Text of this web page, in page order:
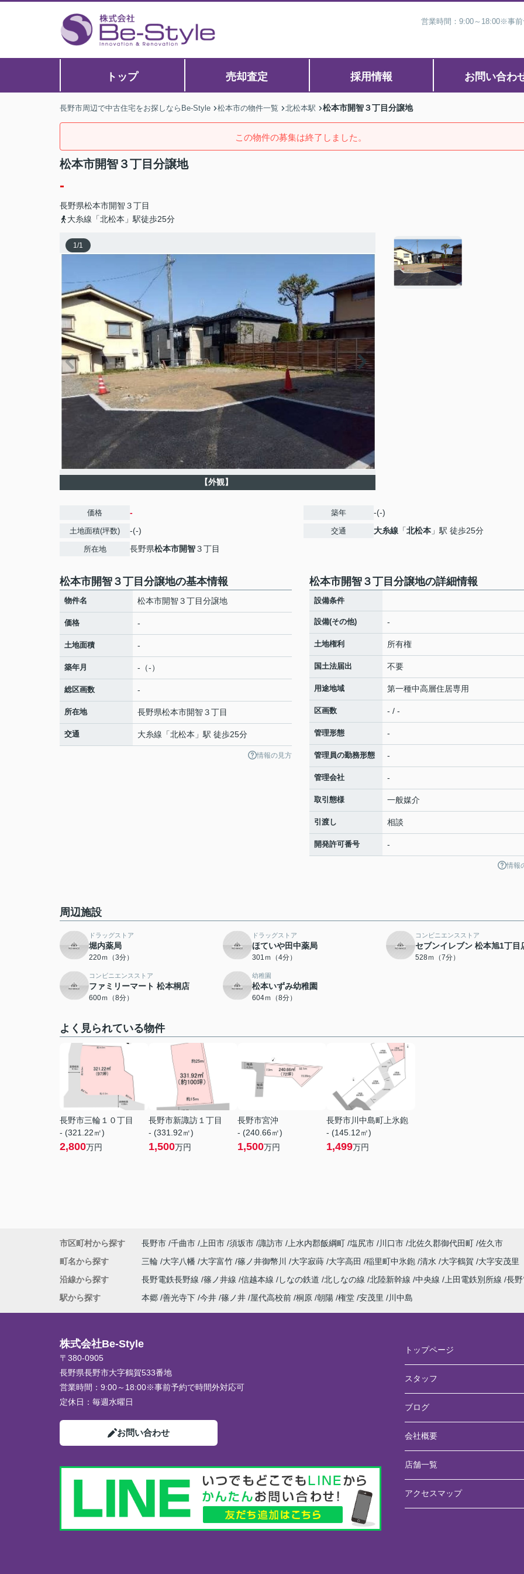
営業時間：9:00～18:00※事
トップ 売却査定 採用情報 お問い合わ
長野市周辺で中古住宅をお探しならBe-Style 松本市の物件一覧 北松本駅 松本市開智３丁目分譲地
この物件の募集は終了しました。
松本市開智３丁目分譲地
-
長野県松本市開智 ３丁目
大糸線「北松本」駅徒歩25分
1/1
【外観】
価格 -
土地面積(坪数) -(-)
所在地 長野県松本市開智３丁目
築年 -(-)
交通 大糸線 「北松本 」駅 徒歩25分
松本市開智３丁目分譲地の基本情報
物件名 松本市開智３丁目分譲地
価格 -
土地面積 -
築年月 -（-）
総区画数 -
所在地 長野県松本市開智 ３丁目
交通 大糸線 「北松本 」駅 徒歩25分
情報の見方
松本市開智３丁目分譲地の詳細情報
設備条件
設備(その他) -
土地権利 所有権
国土法届出 不要
用途地域 第一種中高層住居専用
区画数 - / -
管理形態 -
管理員の勤務形態 -
管理会社 -
取引態様 一般媒介
引渡し 相談
開発許可番号 -
情報
周辺施設
ドラッグストア
堀内薬局
220ｍ（3分）
ドラッグストア
ほていや田中薬局
301ｍ（4分）
コンビニエンスストア
セブンイレブン 松本旭1丁目
528ｍ（7分）
コンビニエンスストア
ファミリーマート 松本桐店
600ｍ（8分）
幼稚園
松本いずみ幼稚園
604ｍ（8分）
よく見られている物件
長野市三輪１０丁目
- (321.22㎡)
2,800万円
長野市新諏訪１丁目
- (331.92㎡)
1,500万円
長野市宮沖
- (240.66㎡)
1,500万円
長野市川中島町上氷鉋
- (145.12㎡)
1,499万円
市区町村から探す 長野市 千曲市 上田市 須坂市 諏訪市 上水内郡飯綱町 塩尻市 川口市 北佐久郡御代田町 佐久市
町名から探す
三輪 大字八幡 大字富竹 篠ノ井御幣川 大字寂蒔 大字高田 稲里町中氷鉋 清水 大字鶴賀
大字安茂里
沿線から探す
長野電鉄長野線 篠ノ井線 信越本線 しなの鉄道 北しなの線 北陸新幹線 中央線 上田電鉄別所線 長
駅から探す
本郷 善光寺下 今井 篠ノ井 屋代高校前 桐原 朝陽 権堂 安茂里 川中島
株式会社Be-Style
〒380-0905
長野県長野市大字鶴賀533番地
営業時間： 9:00～18:00※事前予約で時間外対応可
定休日： 毎週水曜日
お問い合わせ
トップページ
スタッフ
ブログ
会社概要
店舗一覧
アクセスマップ